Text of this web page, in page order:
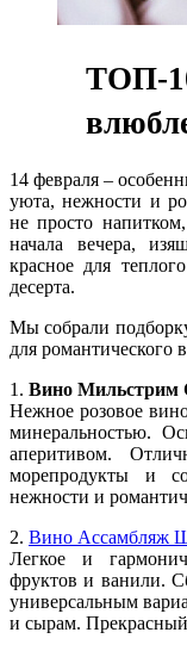
ТОП-
14 февраля –
уюта, нежности и
не просто
начала вечера,
красное для
десерта.
Мы собрали
для романтического
1. Вино Мильстрим
Нежное розовое
минеральностью.
аперитивом.
морепродукты и
нежности и
2. Вино Ассамбляж
Легкое и
фруктов и ванили.
универсальным
и сырам. Прекрасный